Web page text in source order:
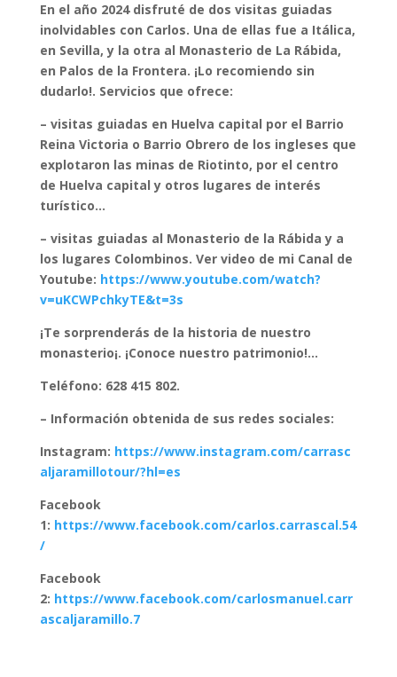
En el año 2024 disfruté de dos visitas guiadas
inolvidables con Carlos. Una de ellas fue a Itálica,
en Sevilla, y la otra al Monasterio de La Rábida,
en Palos de la Frontera. ¡Lo recomiendo sin
dudarlo!. Servicios que ofrece:
– visitas guiadas en Huelva capital por el Barrio
Reina Victoria o Barrio Obrero de los ingleses que
explotaron las minas de Riotinto, por el centro
de Huelva capital y otros lugares de interés
turístico…
– visitas guiadas al Monasterio de la Rábida y a
los lugares Colombinos. Ver video de mi Canal de
Youtube: https://www.youtube.com/watch?
v=uKCWPchkyTE&t=3s
¡Te sorprenderás de la historia de nuestro
monasterio¡. ¡Conoce nuestro patrimonio!…
Teléfono: 628 415 802.
– Información obtenida de sus redes sociales:
Instagram: https://www.instagram.com/carrasc
aljaramillotour/?hl=es
Facebook
1: https://www.facebook.com/carlos.carrascal.54
/
Facebook
2: https://www.facebook.com/carlosmanuel.carr
ascaljaramillo.7